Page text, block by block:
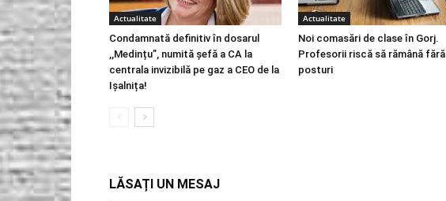
Actualitate
Condamnată definitiv în dosarul
,,Medințu”, numită șefă a CA la
centrala invizibilă pe gaz a CEO de la
Ișalnița!
Actualitate
Noi comasări de clase în Gorj.
Profesorii riscă să rămână fără
posturi
LĂSAȚI UN MESAJ